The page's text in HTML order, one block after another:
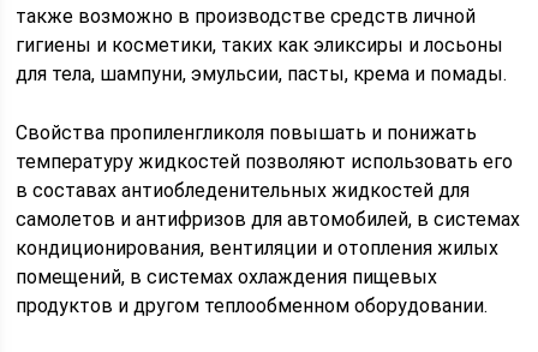
также возможно в производстве средств личной
гигиены и косметики, таких как эликсиры и лосьоны
для тела, шампуни, эмульсии, пасты, крема и помады.
Свойства пропиленгликоля повышать и понижать
температуру жидкостей позволяют использовать его
в составах антиобледенительных жидкостей для
самолетов и антифризов для автомобилей, в системах
кондиционирования, вентиляции и отопления жилых
помещений, в системах охлаждения пищевых
продуктов и другом теплообменном оборудовании.